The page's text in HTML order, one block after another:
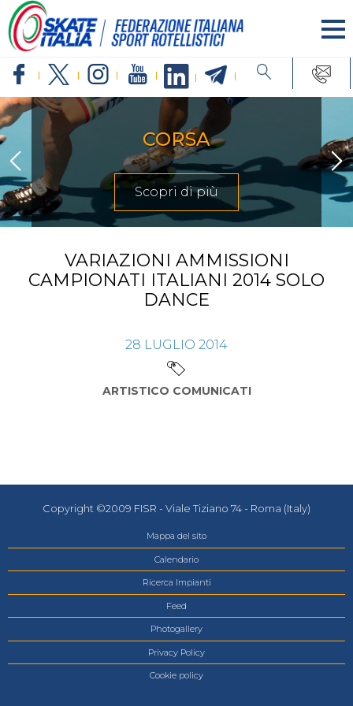
CORSA
Scopri di più
VARIAZIONI AMMISSIONI
CAMPIONATI ITALIANI 2014 SOLO
DANCE
28 LUGLIO 2014
ARTISTICO COMUNICATI
Copyright ©2009 FISR - Viale Tiziano 74 - Roma (Italy)
Mappa del sito
Calendario
Ricerca Impianti
Feed
Photogallery
Privacy Policy
Cookie policy